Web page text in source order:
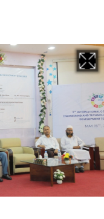
ঘটনায় আইসিইউতে
ফেলা হয়েছে
গোপের স্মৃতিচিহ্ন’